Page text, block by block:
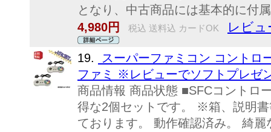
となり、中古商品には基本的に付
4,980円
税込 送料込 カードOK レビュ
19.
スーパーファミコン コント
ファミ ※レビューでソフトプレゼ
商品情報 商品状態 ■SFCコントロ
得な2個セットです。 ※箱、説明
ております。 動作確認済み。 綺